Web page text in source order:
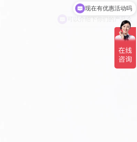
可以介绍下你们的产品么